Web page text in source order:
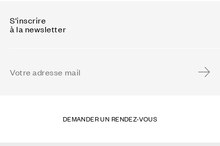
S'inscrire
à la newsletter
DEMANDER UN RENDEZ-VOUS